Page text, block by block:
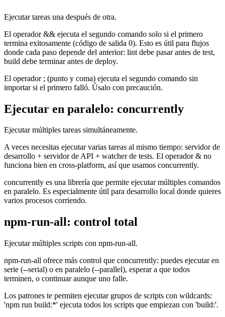
Ejecutar tareas una después de otra.
El operador && ejecuta el segundo comando solo si el primero
termina exitosamente (código de salida 0). Esto es útil para flujos
donde cada paso depende del anterior: lint debe pasar antes de test,
build debe terminar antes de deploy.
El operador ; (punto y coma) ejecuta el segundo comando sin
importar si el primero falló. Úsalo con precaución.
Ejecutar en paralelo: concurrently
Ejecutar múltiples tareas simultáneamente.
A veces necesitas ejecutar varias tareas al mismo tiempo: servidor de
desarrollo + servidor de API + watcher de tests. El operador & no
funciona bien en cross-platform, así que usamos concurrently.
concurrently es una librería que permite ejecutar múltiples comandos
en paralelo. Es especialmente útil para desarrollo local donde quieres
varios procesos corriendo.
npm-run-all: control total
Ejecutar múltiples scripts con npm-run-all.
npm-run-all ofrece más control que concurrently: puedes ejecutar en
serie (--serial) o en paralelo (--parallel), esperar a que todos
terminen, o continuar aunque uno falle.
Los patrones te permiten ejecutar grupos de scripts con wildcards:
'npm run build:*' ejecuta todos los scripts que empiezan con 'build:'.